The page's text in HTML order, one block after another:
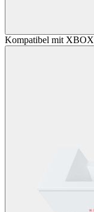
Kompatibel mit